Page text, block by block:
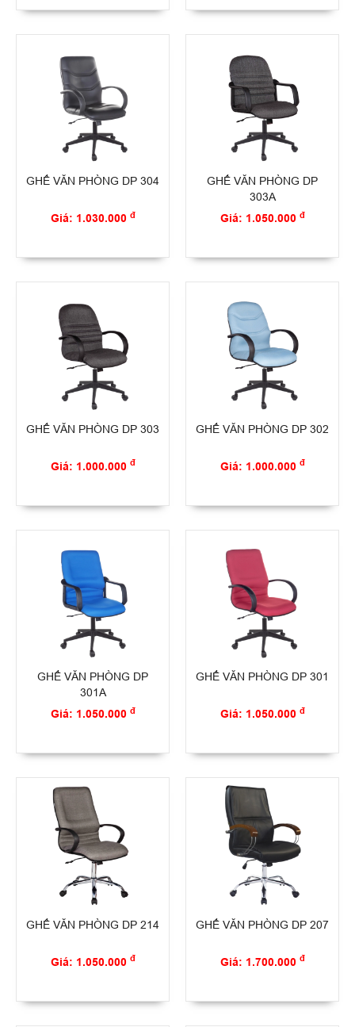
GHẾ VĂN PHÒNG DP 304
Giá: 1.030.000 đ
GHẾ VĂN PHÒNG DP
303A
Giá: 1.050.000 đ
GHẾ VĂN PHÒNG DP 303
Giá: 1.000.000 đ
GHẾ VĂN PHÒNG DP 302
Giá: 1.000.000 đ
GHẾ VĂN PHÒNG DP
301A
Giá: 1.050.000 đ
GHẾ VĂN PHÒNG DP 301
Giá: 1.050.000 đ
GHẾ VĂN PHÒNG DP 214
Giá: 1.050.000 đ
GHẾ VĂN PHÒNG DP 207
Giá: 1.700.000 đ